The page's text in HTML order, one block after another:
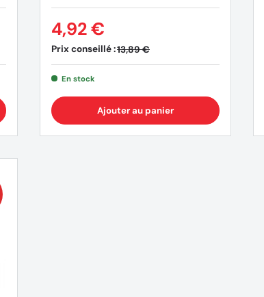
Prix conseillé :13,89 €
4,92 €
En stock
Ajouter au panier